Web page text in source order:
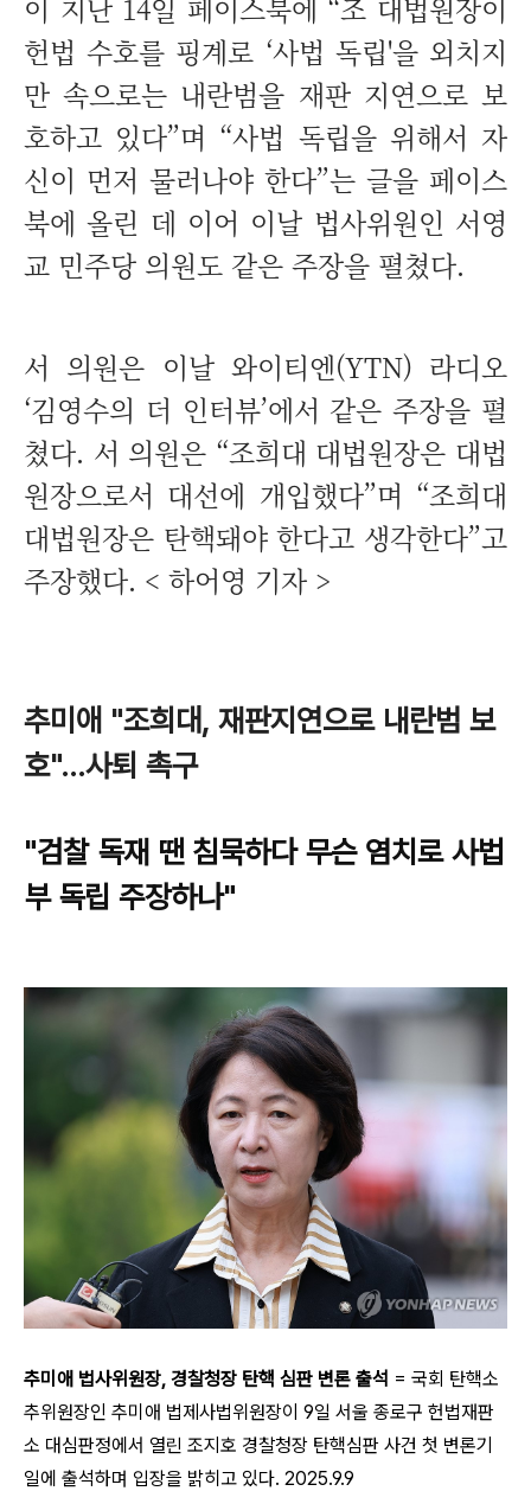
헌법 수호를 핑계로 ‘사법 독립'을 외치지
만 속으로는 내란범을 재판 지연으로 보
호하고 있다”며 “사법 독립을 위해서 자
신이 먼저 물러나야 한다”는 글을 페이스
북에 올린 데 이어 이날 법사위원인 서영
교 민주당 의원도 같은 주장을 펼쳤다.
서 의원은 이날 와이티엔(YTN) 라디오
‘김영수의 더 인터뷰’에서 같은 주장을 펼
쳤다. 서 의원은 “조희대 대법원장은 대법
원장으로서 대선에 개입했다”며 “조희대
대법원장은 탄핵돼야 한다고 생각한다”고
주장했다. < 하어영 기자 >
추미애 "조희대, 재판지연으로 내란범 보
호"…사퇴 촉구
"검찰 독재 땐 침묵하다 무슨 염치로 사법
부 독립 주장하나"
추미애 법사위원장, 경찰청장 탄핵 심판 변론 출석 = 국회 탄핵소
추위원장인 추미애 법제사법위원장이 9일 서울 종로구 헌법재판
소 대심판정에서 열린 조지호 경찰청장 탄핵심판 사건 첫 변론기
일에 출석하며 입장을 밝히고 있다. 2025.9.9